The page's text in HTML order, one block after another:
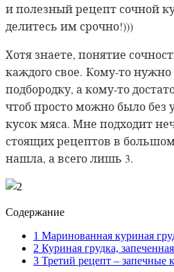
и полезный рецепт сочной
делитесь им срочно!)))
Хотя знаете, понятие
каждого свое. Кому-то нужно
подбородку, а кому-то
чтоб просто можно было без
кусок мяса. Мне подходит
стоящих рецептов в
нашла, а всего лишь 3.
Содержание
1 Маринованная куриная
2 Куриная грудка,
3 Третий рецепт – запечные